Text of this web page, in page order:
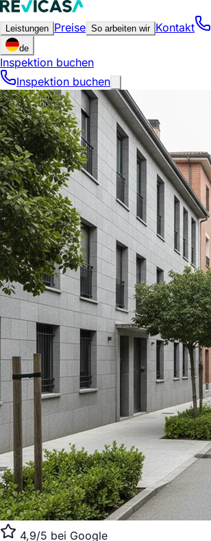
Leistungen Preise So arbeiten wir Kontakt
de
Inspektion buchen
Inspektion buchen
4,9/5 bei Google